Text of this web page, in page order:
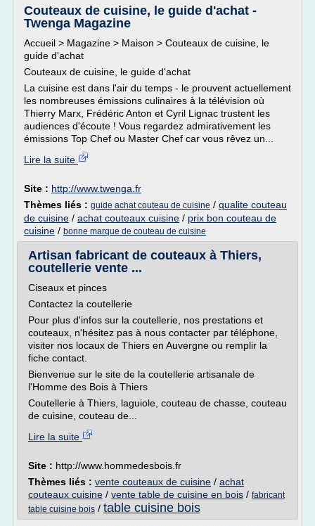
Couteaux de cuisine, le guide d'achat -
Twenga Magazine
Accueil > Magazine > Maison > Couteaux de cuisine, le
guide d'achat
Couteaux de cuisine, le guide d'achat
La cuisine est dans l'air du temps - le prouvent actuellement
les nombreuses émissions culinaires à la télévision où
Thierry Marx, Frédéric Anton et Cyril Lignac trustent les
audiences d'écoute ! Vous regardez admirativement les
émissions Top Chef ou Master Chef car vous rêvez un...
Lire la suite
Site : http://www.twenga.fr
Thèmes liés : guide achat couteau de cuisine / qualite couteau
de cuisine / achat couteaux cuisine / prix bon couteau de
cuisine / bonne marque de couteau de cuisine
Artisan fabricant de couteaux à Thiers,
coutellerie vente ...
Ciseaux et pinces
Contactez la coutellerie
Pour plus d'infos sur la coutellerie, nos prestations et
couteaux, n'hésitez pas à nous contacter par téléphone,
visiter nos locaux de Thiers en Auvergne ou remplir la
fiche contact.
Bienvenue sur le site de la coutellerie artisanale de
l'Homme des Bois à Thiers
Coutellerie à Thiers, laguiole, couteau de chasse, couteau
de cuisine, couteau de...
Lire la suite
Site : http://www.hommedesbois.fr
Thèmes liés : vente couteaux de cuisine / achat
couteaux cuisine / vente table de cuisine en bois / fabricant
table cuisine bois / table cuisine bois